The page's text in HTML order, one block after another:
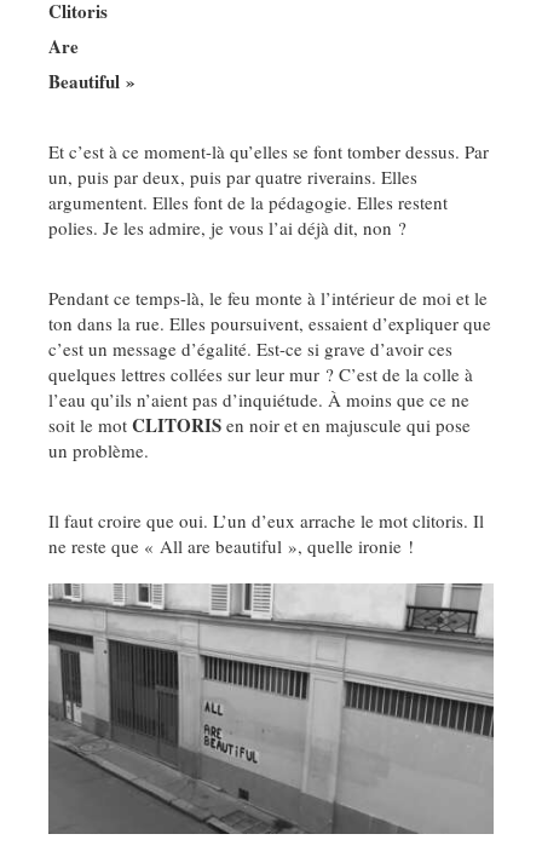
Clitoris
Are
Beautiful »
Et c’est à ce moment-là qu’elles se font tomber dessus. Par
un, puis par deux, puis par quatre riverains. Elles
argumentent. Elles font de la pédagogie. Elles restent
polies. Je les admire, je vous l’ai déjà dit, non ?
Pendant ce temps-là, le feu monte à l’intérieur de moi et le
ton dans la rue. Elles poursuivent, essaient d’expliquer que
c’est un message d’égalité. Est-ce si grave d’avoir ces
quelques lettres collées sur leur mur ? C’est de la colle à
l’eau qu’ils n’aient pas d’inquiétude. À moins que ce ne
soit le mot CLITORIS en noir et en majuscule qui pose
un problème.
Il faut croire que oui. L’un d’eux arrache le mot clitoris. Il
ne reste que « All are beautiful », quelle ironie !